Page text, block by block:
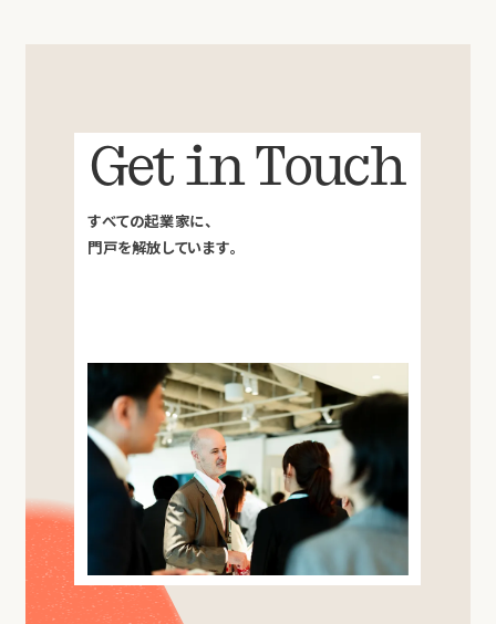
Get in Touch
すべての起業家に、
門戸を解放しています。